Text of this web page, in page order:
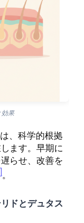
効果
、科学的根拠
ます。早期に
らせ、改善を
。
ドとデュタス